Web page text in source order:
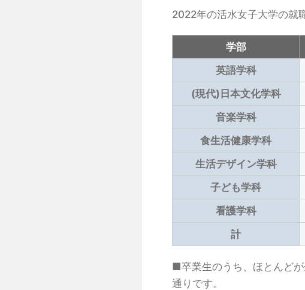
2022年の活水女子大学の就
学部
英語学科
(現代)日本文化学科
音楽学科
食生活健康学科
生活デザイン学科
子ども学科
看護学科
計
■卒業生のうち、ほとんど
通りです。